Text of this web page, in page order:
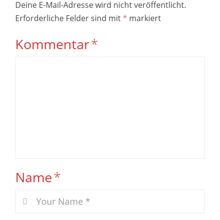
Deine E-Mail-Adresse wird nicht veröffentlicht.
Erforderliche Felder sind mit * markiert
Kommentar*
Name*